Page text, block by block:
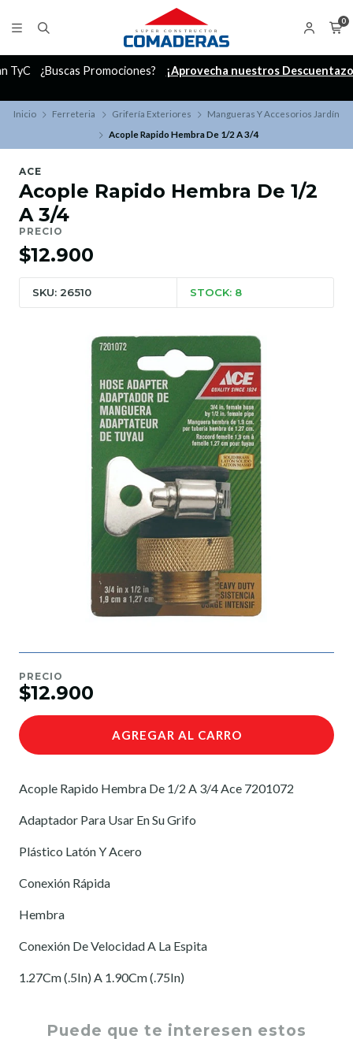
0
¿Buscas Promociones? ¡Aprovecha nuestros Descuentazos!
Inicio Ferreteria Grifería Exteriores
Mangueras Y Accesorios Jardín
Acople Rapido Hembra De 1/2 A 3/4
ACE
Acople Rapido Hembra De 1/2
A 3/4
PRECIO
$12.900
SKU: 26510 STOCK: 8
PRECIO
$12.900
AGREGAR AL CARRO
Acople Rapido Hembra De 1/2 A 3/4 Ace 7201072
Adaptador Para Usar En Su Grifo
Plástico Latón Y Acero
Conexión Rápida
Hembra
Conexión De Velocidad A La Espita
1.27Cm (.5In) A 1.90Cm (.75In)
Puede que te interesen estos